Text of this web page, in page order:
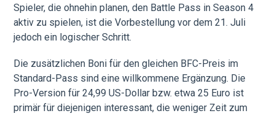
Spieler, die ohnehin planen, den Battle Pass in Season 4
aktiv zu spielen, ist die Vorbestellung vor dem 21. Juli
jedoch ein logischer Schritt.
Die zusätzlichen Boni für den gleichen BFC-Preis im
Standard-Pass sind eine willkommene Ergänzung. Die
Pro-Version für 24,99 US-Dollar bzw. etwa 25 Euro ist
primär für diejenigen interessant, die weniger Zeit zum